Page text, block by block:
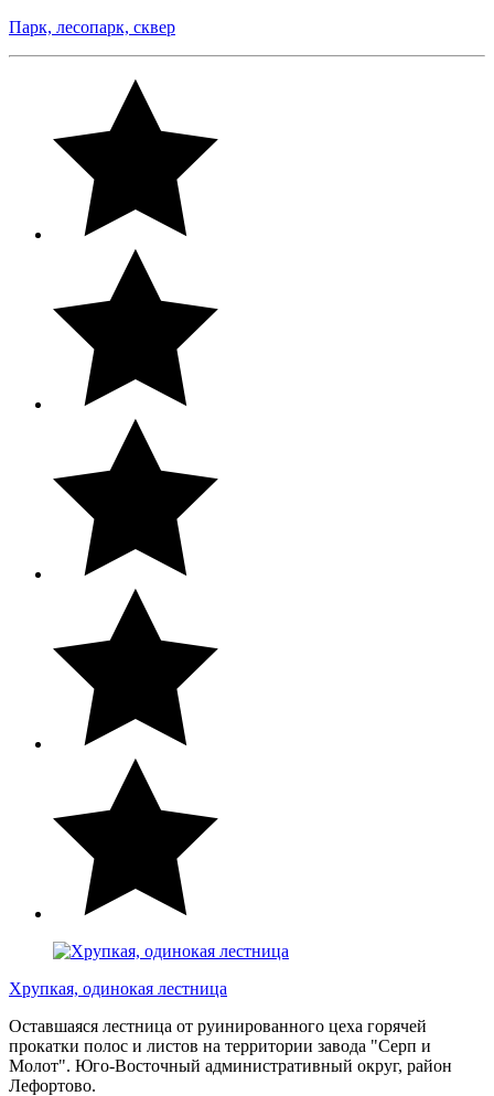
Парк, лесопарк, сквер
Хрупкая, одинокая лестница
Оставшаяся лестница от руинированного цеха горячей
прокатки полос и листов на территории завода "Серп и
Молот". Юго-Восточный административный округ, район
Лефортово.